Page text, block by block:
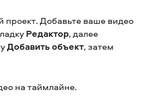
проект. Добавьте ваше видео
Редактор, далее
Добавить объект, затем
на таймлайне.